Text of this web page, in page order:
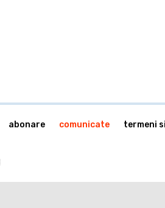
abonare comunicate termeni